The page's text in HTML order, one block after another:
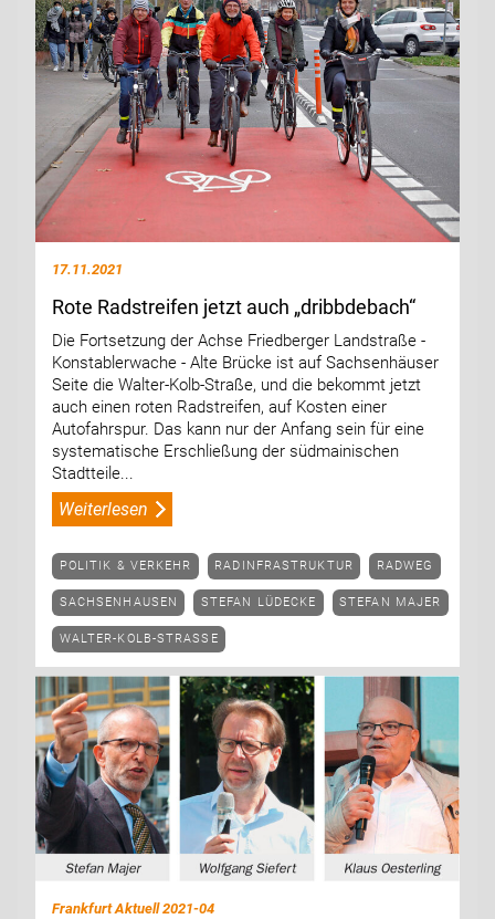
17.11.2021
Rote Radstreifen jetzt auch „dribbdebach“
Die Fortsetzung der Achse Friedberger Landstraße -
Konstablerwache - Alte Brücke ist auf Sachsenhäuser
Seite die Walter-Kolb-Straße, und die bekommt jetzt
auch einen roten Radstreifen, auf Kosten einer
Autofahrspur. Das kann nur der Anfang sein für eine
systematische Erschließung der südmainischen
Stadtteile...
Weiterlesen
POLITIK & VERKEHR RADINFRASTRUKTUR RADWEG
SACHSENHAUSEN STEFAN LÜDECKE STEFAN MAJER
WALTER-KOLB-STRASSE
Frankfurt Aktuell 2021-04